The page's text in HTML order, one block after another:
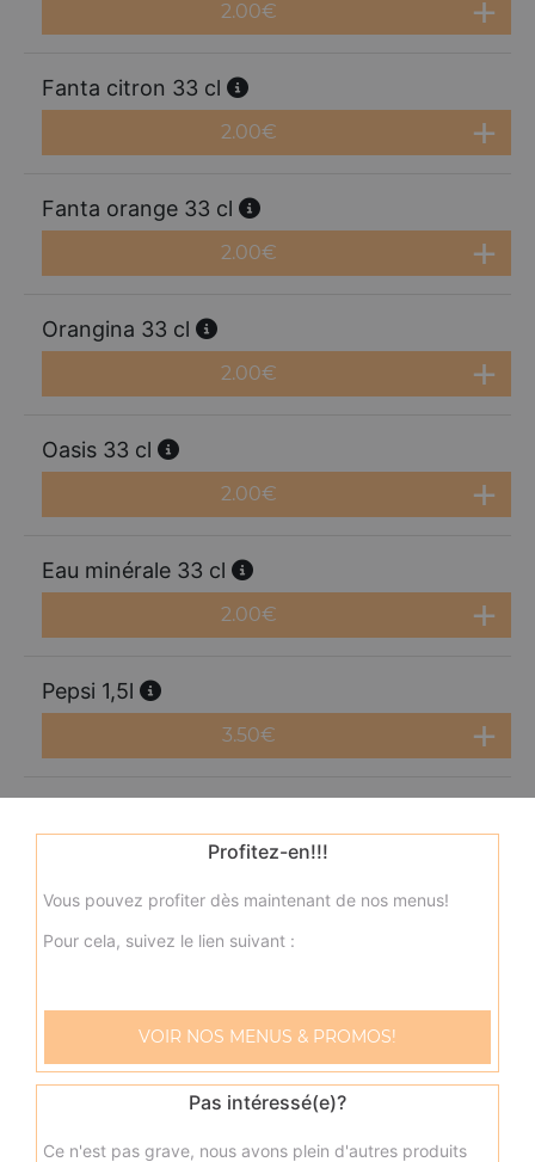
2.00€
Fanta citron 33 cl
2.00€
Fanta orange 33 cl
2.00€
Orangina 33 cl
2.00€
Oasis 33 cl
2.00€
Eau minérale 33 cl
2.00€
Pepsi 1,5l
3.50€
3.50€
Orangina 1,5l
4.00€
Profitez-en!!!
Vous pouvez profiter dès maintenant de nos menus!
Pour cela, suivez le lien suivant :
VOIR NOS MENUS & PROMOS!
Pas intéressé(e)?
Ce n'est pas grave, nous avons plein d'autres produits